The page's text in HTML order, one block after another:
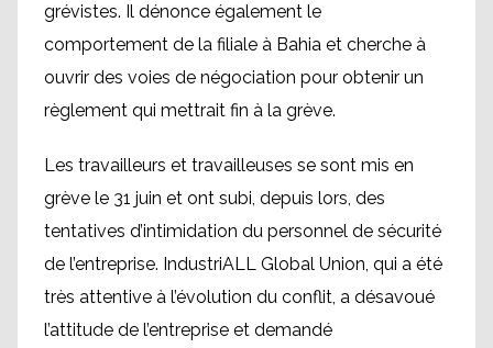
grévistes. Il dénonce également le
comportement de la filiale à Bahia et cherche à
ouvrir des voies de négociation pour obtenir un
règlement qui mettrait fin à la grève.
Les travailleurs et travailleuses se sont mis en
grève le 31 juin et ont subi, depuis lors, des
tentatives d’intimidation du personnel de sécurité
de l’entreprise. IndustriALL Global Union, qui a été
très attentive à l’évolution du conflit, a désavoué
l’attitude de l’entreprise et demandé